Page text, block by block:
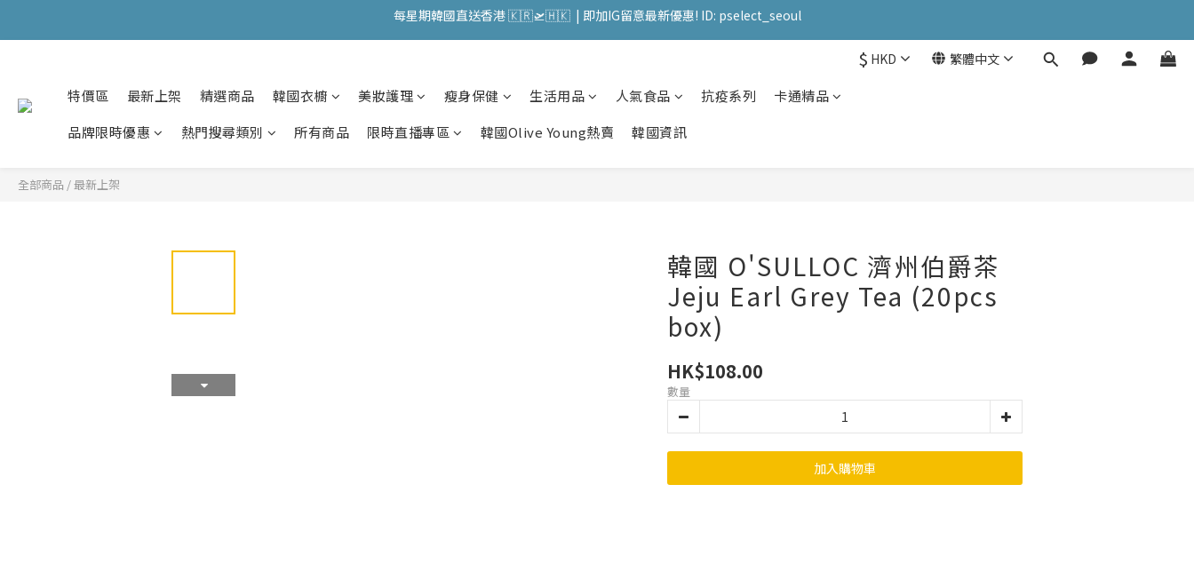
會員購物滿HKD599寄送 順豐站 / 順便智能櫃 免運費! (果汁/韓國被/直播商品除外) | FACEBOOK: PATC遊走泡菜國
會員購物滿HKD599寄送 順豐站 / 順便智能櫃 免運費! (果汁/韓國被/直播商品除外) | FACEBOOK: PATC遊走泡菜國
$ HKD 繁體中文
特價區 最新上架 精選商品 韓國衣櫥 美妝護理 瘦身保健 生活用品 人氣食品 抗疫系列
卡通精品
品牌限時優惠
熱門搜尋類別 所有商品 限時直播專區 韓國Olive Young熱賣 韓國資訊
全部商品 /最新上架
韓國 O'SULLOC 濟州伯爵茶
Jeju Earl Grey Tea (20pcs
box)
HK$108.00
數量
加入購物車